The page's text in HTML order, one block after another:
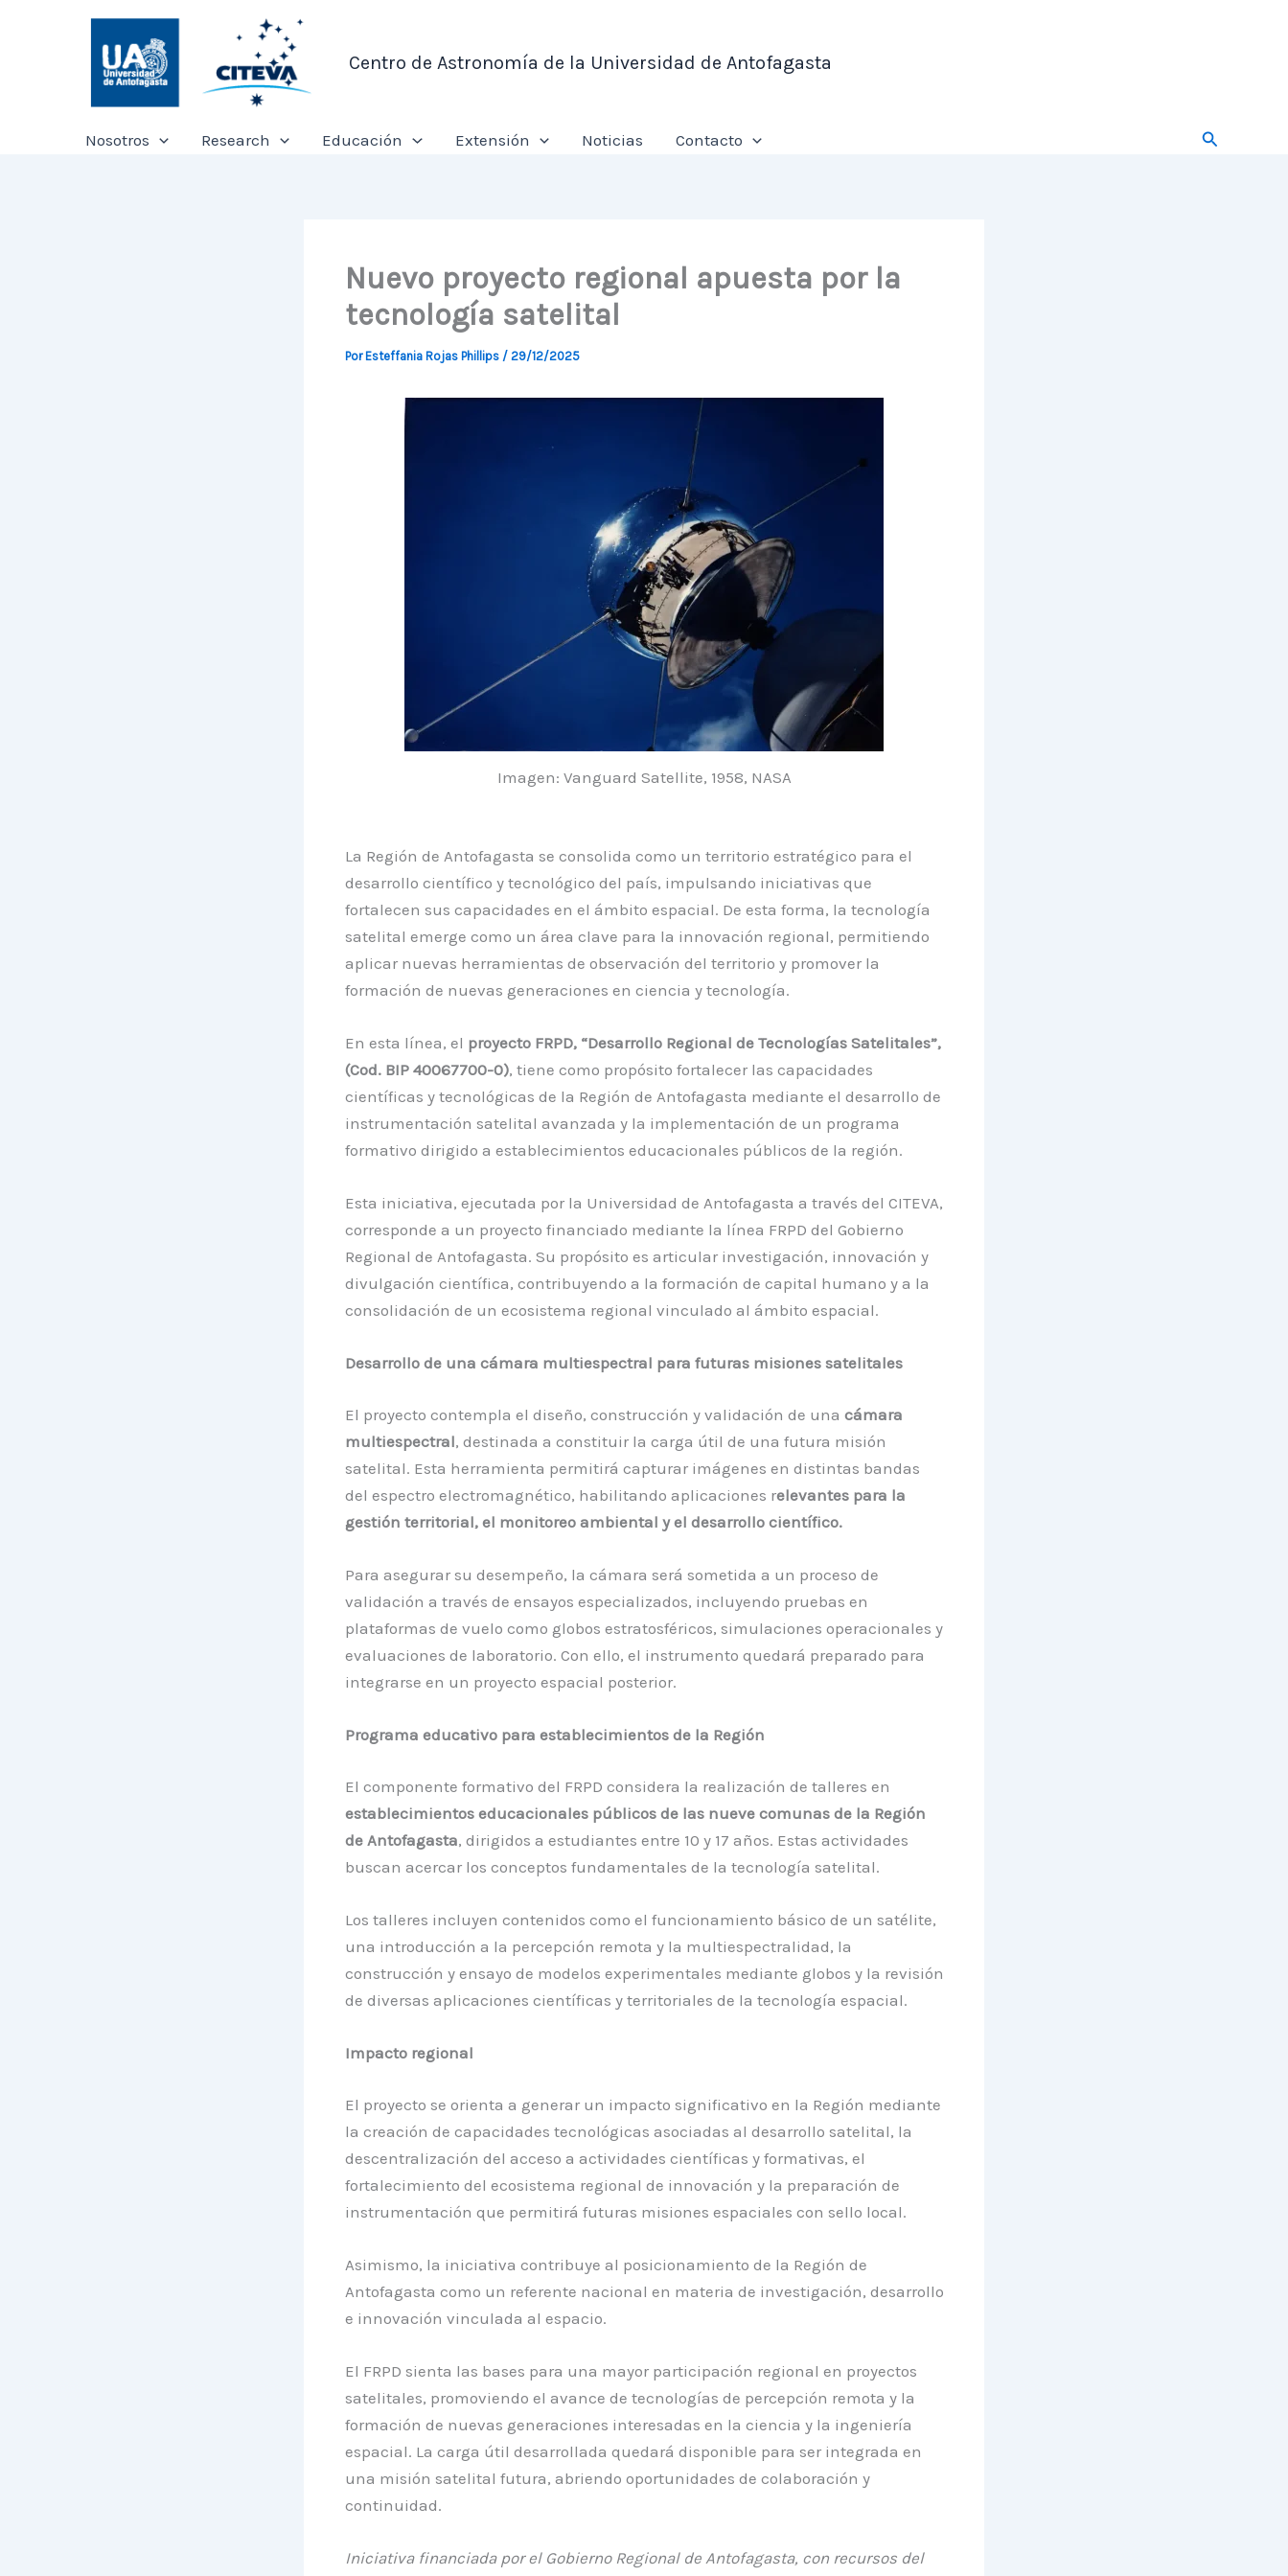
Centro de Astronomía de la Universidad de Antofagasta
Nosotros Research Educación Extensión Noticias Contacto Buscar
Nuevo proyecto regional apuesta por la
tecnología satelital
PorEsteffania Rojas Phillips / 29/12/2025
Imagen: Vanguard Satellite, 1958, NASA
La Región de Antofagasta se consolida como un territorio estratégico para el
desarrollo científico y tecnológico del país, impulsando iniciativas que
fortalecen sus capacidades en el ámbito espacial. De esta forma, la tecnología
satelital emerge como un área clave para la innovación regional, permitiendo
aplicar nuevas herramientas de observación del territorio y promover la
formación de nuevas generaciones en ciencia y tecnología.
En esta línea, el proyecto FRPD, “Desarrollo Regional de Tecnologías Satelitales”,
(Cod. BIP 40067700-0), tiene como propósito fortalecer las capacidades
científicas y tecnológicas de la Región de Antofagasta mediante el desarrollo de
instrumentación satelital avanzada y la implementación de un programa
formativo dirigido a establecimientos educacionales públicos de la región.
Esta iniciativa, ejecutada por la Universidad de Antofagasta a través del CITEVA,
corresponde a un proyecto financiado mediante la línea FRPD del Gobierno
Regional de Antofagasta. Su propósito es articular investigación, innovación y
divulgación científica, contribuyendo a la formación de capital humano y a la
consolidación de un ecosistema regional vinculado al ámbito espacial.
Desarrollo de una cámara multiespectral para futuras misiones satelitales
El proyecto contempla el diseño, construcción y validación de una cámara
multiespectral, destinada a constituir la carga útil de una futura misión
satelital. Esta herramienta permitirá capturar imágenes en distintas bandas
del espectro electromagnético, habilitando aplicaciones relevantes para la
gestión territorial, el monitoreo ambiental y el desarrollo científico.
Para asegurar su desempeño, la cámara será sometida a un proceso de
validación a través de ensayos especializados, incluyendo pruebas en
plataformas de vuelo como globos estratosféricos, simulaciones operacionales y
evaluaciones de laboratorio. Con ello, el instrumento quedará preparado para
integrarse en un proyecto espacial posterior.
Programa educativo para establecimientos de la Región
El componente formativo del FRPD considera la realización de talleres en
establecimientos educacionales públicos de las nueve comunas de la Región
de Antofagasta, dirigidos a estudiantes entre 10 y 17 años. Estas actividades
buscan acercar los conceptos fundamentales de la tecnología satelital.
Los talleres incluyen contenidos como el funcionamiento básico de un satélite,
una introducción a la percepción remota y la multiespectralidad, la
construcción y ensayo de modelos experimentales mediante globos y la revisión
de diversas aplicaciones científicas y territoriales de la tecnología espacial.
Impacto regional
El proyecto se orienta a generar un impacto significativo en la Región mediante
la creación de capacidades tecnológicas asociadas al desarrollo satelital, la
descentralización del acceso a actividades científicas y formativas, el
fortalecimiento del ecosistema regional de innovación y la preparación de
instrumentación que permitirá futuras misiones espaciales con sello local.
Asimismo, la iniciativa contribuye al posicionamiento de la Región de
Antofagasta como un referente nacional en materia de investigación, desarrollo
e innovación vinculada al espacio.
El FRPD sienta las bases para una mayor participación regional en proyectos
satelitales, promoviendo el avance de tecnologías de percepción remota y la
formación de nuevas generaciones interesadas en la ciencia y la ingeniería
espacial. La carga útil desarrollada quedará disponible para ser integrada en
una misión satelital futura, abriendo oportunidades de colaboración y
continuidad.
Iniciativa financiada por el Gobierno Regional de Antofagasta, con recursos del